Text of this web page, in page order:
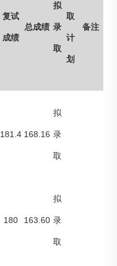
复试
成绩
总成绩
拟
录
取
取
计
划
备注
181.4 168.16
拟
录
取
180 163.60
拟
录
取